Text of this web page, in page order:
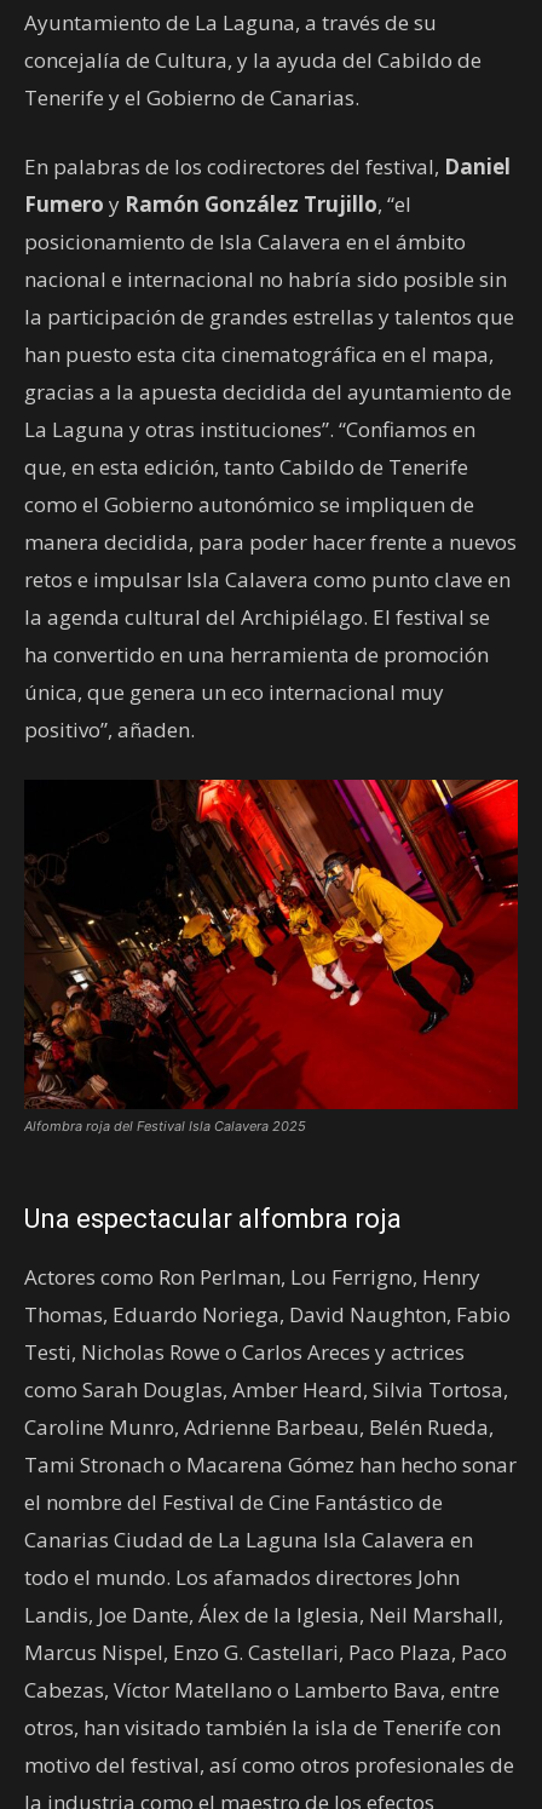
Ayuntamiento de La Laguna, a través de su
concejalía de Cultura, y la ayuda del Cabildo de
Tenerife y el Gobierno de Canarias.
En palabras de los codirectores del festival, Daniel
Fumero y Ramón González Trujillo, “el
posicionamiento de Isla Calavera en el ámbito
nacional e internacional no habría sido posible sin
la participación de grandes estrellas y talentos que
han puesto esta cita cinematográfica en el mapa,
gracias a la apuesta decidida del ayuntamiento de
La Laguna y otras instituciones”. “Confiamos en
que, en esta edición, tanto Cabildo de Tenerife
como el Gobierno autonómico se impliquen de
manera decidida, para poder hacer frente a nuevos
retos e impulsar Isla Calavera como punto clave en
la agenda cultural del Archipiélago. El festival se
ha convertido en una herramienta de promoción
única, que genera un eco internacional muy
positivo”, añaden.
Alfombra roja del Festival Isla Calavera 2025
Una espectacular alfombra roja
Actores como Ron Perlman, Lou Ferrigno, Henry
Thomas, Eduardo Noriega, David Naughton, Fabio
Testi, Nicholas Rowe o Carlos Areces y actrices
como Sarah Douglas, Amber Heard, Silvia Tortosa,
Caroline Munro, Adrienne Barbeau, Belén Rueda,
Tami Stronach o Macarena Gómez han hecho sonar
el nombre del Festival de Cine Fantástico de
Canarias Ciudad de La Laguna Isla Calavera en
todo el mundo. Los afamados directores John
Landis, Joe Dante, Álex de la Iglesia, Neil Marshall,
Marcus Nispel, Enzo G. Castellari, Paco Plaza, Paco
Cabezas, Víctor Matellano o Lamberto Bava, entre
otros, han visitado también la isla de Tenerife con
motivo del festival, así como otros profesionales de
la industria como el maestro de los efectos